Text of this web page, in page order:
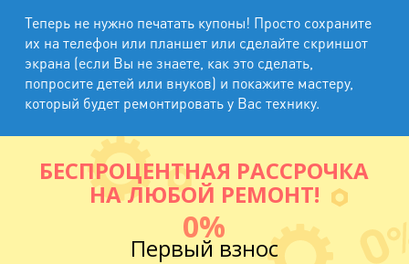
Теперь не нужно печатать купоны! Просто сохраните
их на телефон или планшет или сделайте скриншот
экрана (если Вы не знаете, как это сделать,
попросите детей или внуков) и покажите мастеру,
который будет ремонтировать у Вас технику.
БЕСПРОЦЕНТНАЯ РАССРОЧКА
НА ЛЮБОЙ РЕМОНТ!
0%
Первый взнос